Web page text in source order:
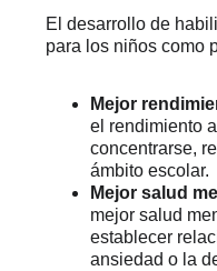
El desarrollo de
para los niños como
Mejor
el rendimiento
concentrarse,
ámbito escolar.
Mejor salud
mejor salud
establecer
ansiedad o la